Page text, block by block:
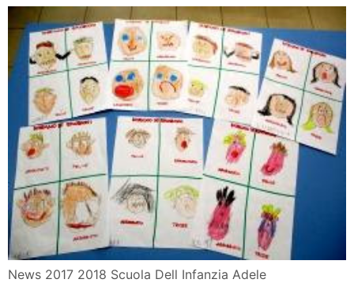
News 2017 2018 Scuola Dell Infanzia Adele